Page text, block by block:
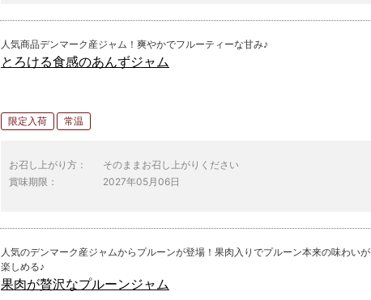
人気商品デンマーク産ジャム！爽やかでフルーティーな甘み♪
とろける食感のあんずジャム
限定入荷 常温
お召し上がり方：
そのままお召し上がりください
賞味期限：
2027年05月06日
人気のデンマーク産ジャムからプルーンが登場！果肉入りでプルーン本来の味わいが
楽しめる♪
果肉が贅沢なプルーンジャム